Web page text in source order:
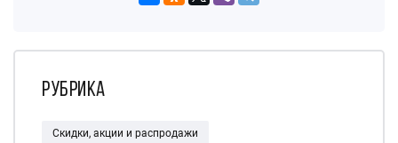
Рубрика
Скидки, акции и распродажи